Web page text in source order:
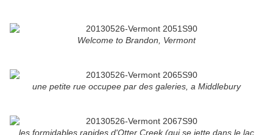
Welcome to Brandon, Vermont
une petite rue occupee par des galeries, a Middlebury
les formidables rapides d'Otter Creek (qui se jette dans le lac